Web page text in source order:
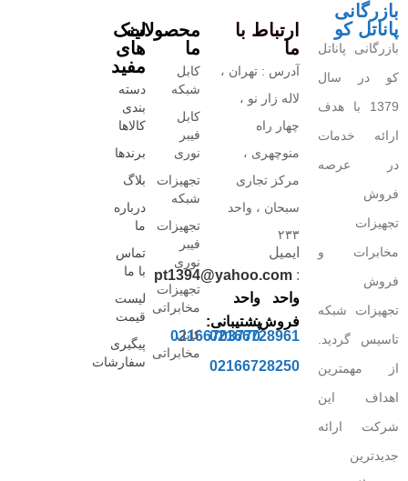
بازرگانی
پاناتل کو
بازرگانی پاناتل
کو در سال
1379 با هدف
ارائه خدمات
در عرصه
فروش
تجهیزات
مخابرات و
فروش
تجهیزات شبکه
تاسیس گردید.
از مهمترین
اهداف این
شرکت ارائه
جدیدترین
ارتباط با
ما
آدرس : تهران ،
لاله زار نو ،
چهار راه
منوچهری ،
مرکز تجاری
سبحان ، واحد
۲۳۳
ایمیل
:
pt1394@yahoo.com
واحد
فروش:
02166728961
02166728250
واحد
پشتیبانی:
02166703770
محصولات
ما
کابل
شبکه
کابل
فیبر
نوری
تجهیزات
شبکه
تجهیزات
فیبر
نوری
تجهیزات
مخابراتی
کابل
مخابراتی
لینک
های
مفید
دسته
بندی
کالاها
برندها
بلاگ
درباره
ما
تماس
با ما
لیست
قیمت
پیگیری
سفارشات